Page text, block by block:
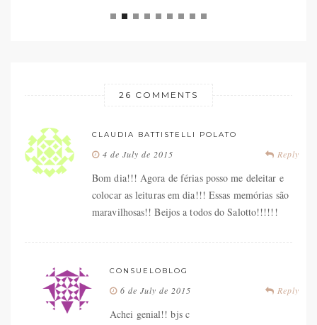
26 COMMENTS
CLAUDIA BATTISTELLI POLATO
Reply
4 de July de 2015
Bom dia!!! Agora de férias posso me deleitar e
colocar as leituras em dia!!! Essas memórias são
maravilhosas!! Beijos a todos do Salotto!!!!!!
CONSUELOBLOG
Reply
6 de July de 2015
Achei genial!! bjs c